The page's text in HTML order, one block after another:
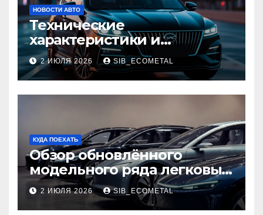
НОВОСТИ АВТО
Технические
характеристики и
доступные комплектации
GAC Empow
2 ИЮЛЯ 2026 SIB_ECOMETAL
КУДА ПОЕХАТЬ
Обзор обновлённого
модельного ряда легковых
автомобилей 2026 года
2 ИЮЛЯ 2026 SIB_ECOMETAL